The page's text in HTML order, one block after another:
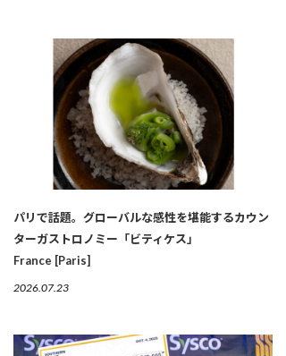
パリで話題。グローバルな感性を堪能するカウン
ターガストロノミー「ビティケス」
France [Paris]
2026.07.23